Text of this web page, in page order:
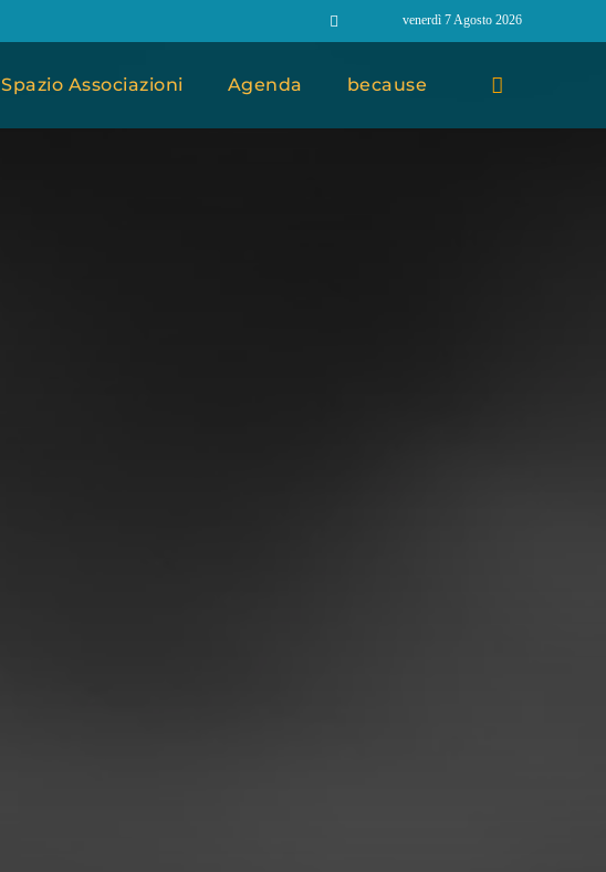
venerdì 7 Agosto 2026
Spazio Associazioni Agenda because